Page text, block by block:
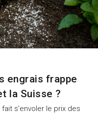
engrais frappe
la Suisse ?
s’envoler le prix des